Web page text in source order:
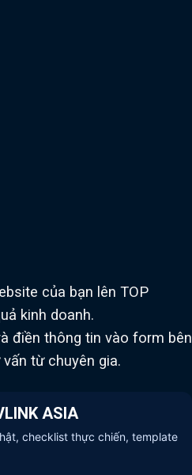
của bạn lên TOP
kinh doanh.
điền thông tin vào form bên
từ chuyên gia.
ASIA
checklist thực chiến, template